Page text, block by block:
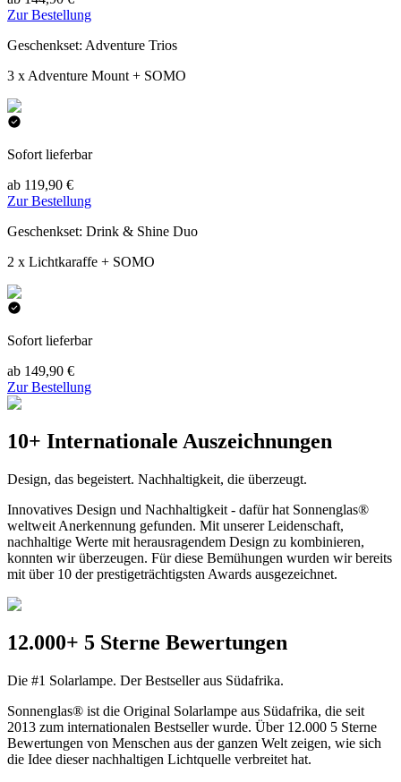
Zur Bestellung
Geschenkset: Adventure Trios
3 x Adventure Mount + SOMO
Sofort lieferbar
ab 119,90 €
Zur Bestellung
Geschenkset: Drink & Shine Duo
2 x Lichtkaraffe + SOMO
Sofort lieferbar
ab 149,90 €
Zur Bestellung
10+ Internationale Auszeichnungen
Design, das begeistert. Nachhaltigkeit, die überzeugt.
Innovatives Design und Nachhaltigkeit - dafür hat Sonnenglas®
weltweit Anerkennung gefunden. Mit unserer Leidenschaft,
nachhaltige Werte mit herausragendem Design zu kombinieren,
konnten wir überzeugen. Für diese Bemühungen wurden wir bereits
mit über 10 der prestigeträchtigsten Awards ausgezeichnet.
12.000+ 5 Sterne Bewertungen
Die #1 Solarlampe. Der Bestseller aus Südafrika.
Sonnenglas® ist die Original Solarlampe aus Südafrika, die seit
2013 zum internationalen Bestseller wurde. Über 12.000 5 Sterne
Bewertungen von Menschen aus der ganzen Welt zeigen, wie sich
die Idee dieser nachhaltigen Lichtquelle verbreitet hat.